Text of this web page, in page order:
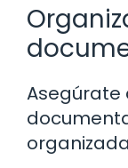
Asegúrate